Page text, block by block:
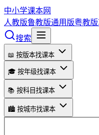
中小学课本网
人教版鲁教版通用版粤教版
搜索
📖 按版本找课本
🎓 按年级找课本
📚 按科目找课本
🏙️ 按城市找课本